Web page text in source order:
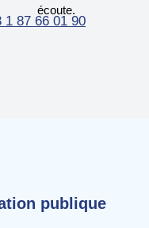
écoute.
1 87 66 01 90
publique